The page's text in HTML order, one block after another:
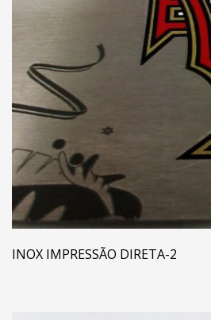
INOX IMPRESSÃO DIRETA-2